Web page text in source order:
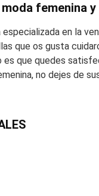
femenina
en la
que os gusta
que quedes
no dejes de